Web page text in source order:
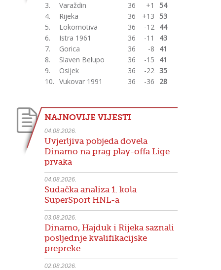
3.
Varaždin 36 +1
54
4.
Rijeka 36 +13 53
5.
Lokomotiva 36 -12 44
6.
Istra 1961 36 -11
43
7.
Gorica 36 -8
41
8.
Slaven Belupo 36 -15
41
9.
Osijek 36 -22 35
10. Vukovar 1991 36 -36 28
NAJNOVIJE VIJESTI
04.08.2026.
Uvjerljiva pobjeda dovela
Dinamo na prag play-offa Lige
prvaka
04.08.2026.
Sudačka analiza 1. kola
SuperSport HNL-a
03.08.2026.
Dinamo, Hajduk i Rijeka saznali
posljednje kvalifikacijske
prepreke
02.08.2026.